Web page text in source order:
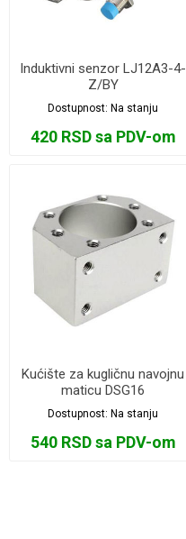
Induktivni senzor LJ12A3-4-
Z/BY
Dostupnost: Na stanju
420 RSD sa PDV-om
Kućište za kugličnu navojnu
maticu DSG16
Dostupnost:Na stanju
540 RSD sa PDV-om